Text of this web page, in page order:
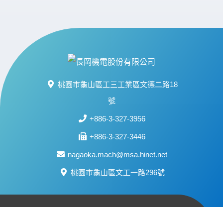
桃園市龜山區工三工業區文德二路18
號
+886-3-327-3956
+886-3-327-3446
nagaoka.mach@msa.hinet.net
桃園市龜山區文工一路296號